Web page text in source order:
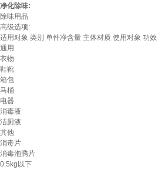
净化除味:
除味用品
高级选项:
适用对象 类别 单件净含量 主体材质 使用对象 功效
通用
衣物
鞋靴
箱包
马桶
电器
消毒液
洁厕液
其他
消毒片
消毒泡腾片
0.5kg以下